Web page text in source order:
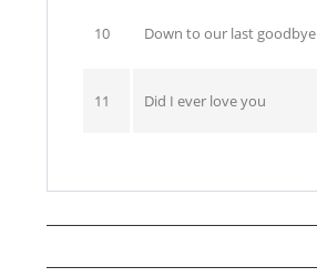
10 Down to our last goodbye
11 Did I ever love you